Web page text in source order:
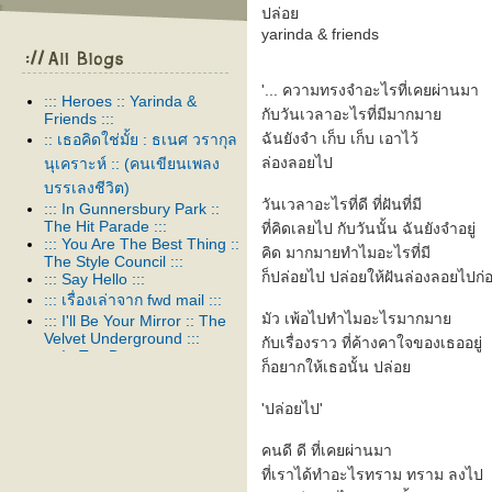
::: Heroes :: Yarinda &
Friends :::
:: เธอคิดใช่มั้ย : ธเนศ วรากุล
นุเคราะห์ :: (คนเขียนเพลง
บรรเลงชีวิต)
::: In Gunnersbury Park ::
The Hit Parade :::
::: You Are The Best Thing ::
The Style Council :::
::: Say Hello :::
::: เรื่องเล่าจาก fwd mail :::
::: I'll Be Your Mirror :: The
Velvet Underground :::
::: In Too Deep :::
ปล่อ
yarinda & friends
'... ความทรงจําอะไรที่เคยผ่านมา
กับวันเวลาอะไรที่มีมากมา
ฉันยังจํา เก็บ เก็บ เอาไว้
ล่องลอยไป
วันเวลาอะไรที่ดี ที่ฝันที่มี
ที่คิดเลยไป กับวันนั้น ฉันยังจําอยู่
คิด มากมายทําไมอะไรที่มี
ก็ปล่อยไป ปล่อยให้ฝันล่องลอยไปก่
มัว เพ้อไปทําไมอะไรมากมา
กับเรื่องราว ที่ค้างคาใจของเธออยู่
ก็อยากให้เธอนั้น ปล่อ
'ปล่อยไป'
คนดี ดี ที่เคยผ่านมา
ที่เราได้ทําอะไรทราม ทราม ลงไป